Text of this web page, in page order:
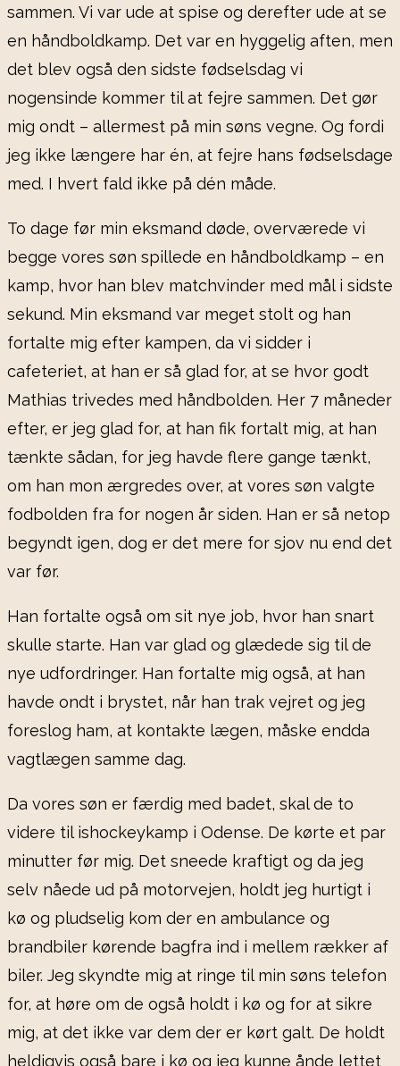
sammen. Vi var ude at spise og derefter ude at se
en håndboldkamp. Det var en hyggelig aften, men
det blev også den sidste fødselsdag vi
nogensinde kommer til at fejre sammen. Det gør
mig ondt – allermest på min søns vegne. Og fordi
jeg ikke længere har én, at fejre hans fødselsdage
med. I hvert fald ikke på dén måde.
To dage før min eksmand døde, overværede vi
begge vores søn spillede en håndboldkamp – en
kamp, hvor han blev matchvinder med mål i sidste
sekund. Min eksmand var meget stolt og han
fortalte mig efter kampen, da vi sidder i
cafeteriet, at han er så glad for, at se hvor godt
Mathias trivedes med håndbolden. Her 7 måneder
efter, er jeg glad for, at han fik fortalt mig, at han
tænkte sådan, for jeg havde flere gange tænkt,
om han mon ærgredes over, at vores søn valgte
fodbolden fra for nogen år siden. Han er så netop
begyndt igen, dog er det mere for sjov nu end det
var før.
Han fortalte også om sit nye job, hvor han snart
skulle starte. Han var glad og glædede sig til de
nye udfordringer. Han fortalte mig også, at han
havde ondt i brystet, når han trak vejret og jeg
foreslog ham, at kontakte lægen, måske endda
vagtlægen samme dag.
Da vores søn er færdig med badet, skal de to
videre til ishockeykamp i Odense. De kørte et par
minutter før mig. Det sneede kraftigt og da jeg
selv nåede ud på motorvejen, holdt jeg hurtigt i
kø og pludselig kom der en ambulance og
brandbiler kørende bagfra ind i mellem rækker af
biler. Jeg skyndte mig at ringe til min søns telefon
for, at høre om de også holdt i kø og for at sikre
mig, at det ikke var dem der er kørt galt. De holdt
heldigvis også bare i kø og jeg kunne ånde lettet